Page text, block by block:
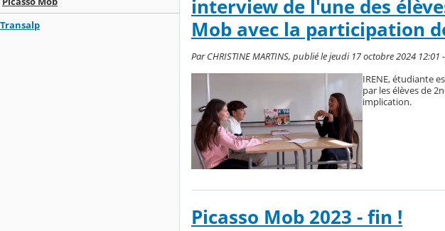
Transalp
interview de l'une des
Mob avec la participation
Par CHRISTINE MARTINS, publié le jeudi 17 octobre 2024
IRENE, étudiante
par les élèves de
implication.
Picasso Mob 2023 - fin !